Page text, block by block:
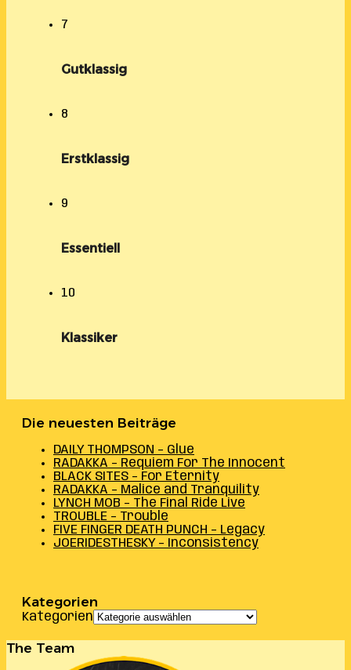
7
Gutklassig
8
Erstklassig
9
Essentiell
10
Klassiker
Die neuesten Beiträge
DAILY THOMPSON – Glue
RADAKKA – Requiem For The Innocent
BLACK SITES – For Eternity
RADAKKA – Malice and Tranquility
LYNCH MOB – The Final Ride Live
TROUBLE – Trouble
FIVE FINGER DEATH PUNCH – Legacy
JOERIDESTHESKY – Inconsistency
Kategorien
Kategorien
The Team